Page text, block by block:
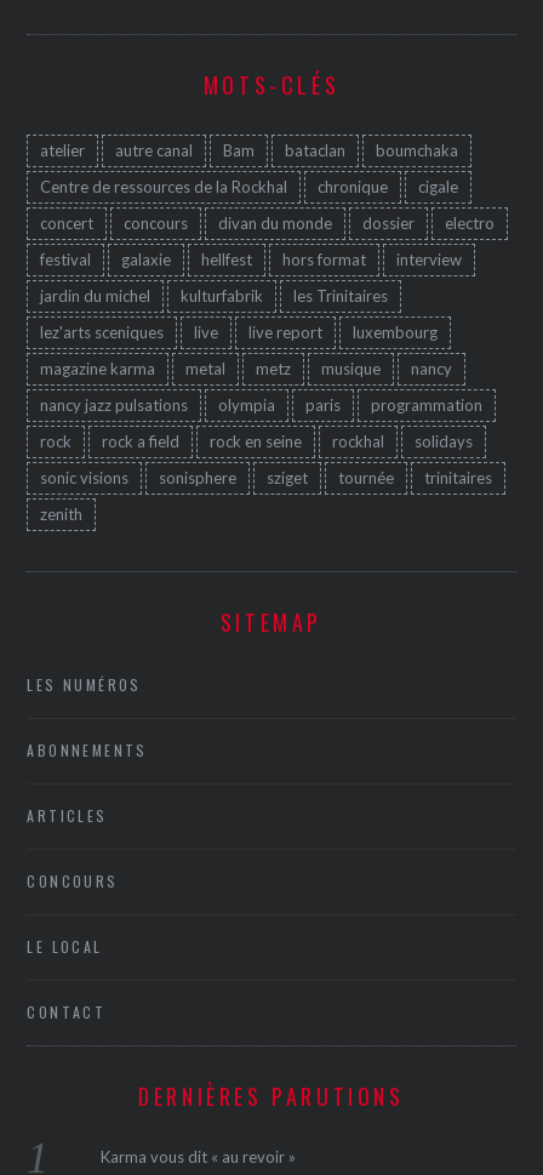
MOTS-CLÉS
atelier autre canal Bam bataclan
boumchaka
Centre de ressources de la Rockhal
chronique
cigale
concert
concours divan du monde dossier
electro
festival
galaxie hellfest hors format
interview
jardin du michel
kulturfabrik
les Trinitaires
lez'arts sceniques
live live report
luxembourg
magazine karma
metal metz musique
nancy
nancy jazz pulsations
olympia paris
programmation
rock
rock a field rock en seine rockhal
solidays
sonic visions
sonisphere sziget tournée
trinitaires
zenith
SITEMAP
LES NUMÉROS
ABONNEMENTS
ARTICLES
CONCOURS
LE LOCAL
CONTACT
DERNIÈRES PARUTIONS
Karma vous dit « au revoir »